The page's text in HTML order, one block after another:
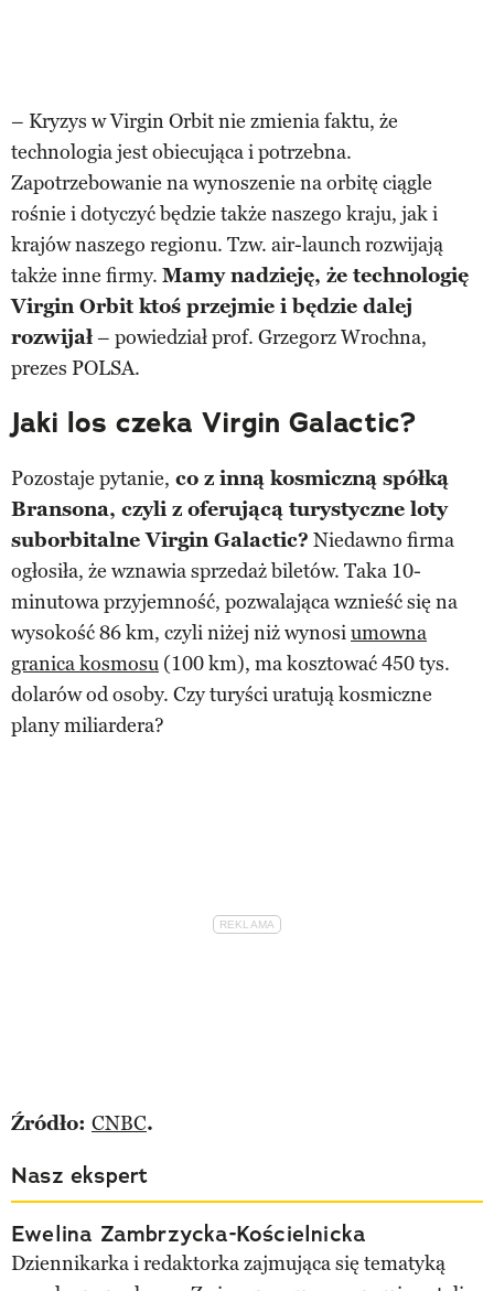
– Kryzys w Virgin Orbit nie zmienia faktu, że
technologia jest obiecująca i potrzebna.
Zapotrzebowanie na wynoszenie na orbitę ciągle
rośnie i dotyczyć będzie także naszego kraju, jak i
krajów naszego regionu. Tzw. air-launch rozwijają
także inne firmy. Mamy nadzieję, że technologię
Virgin Orbit ktoś przejmie i będzie dalej
rozwijał– powiedział prof. Grzegorz Wrochna,
prezes POLSA.
Jaki los czeka Virgin Galactic?
Pozostaje pytanie, co z inną kosmiczną spółką
Bransona, czyli z oferującą turystyczne loty
suborbitalne Virgin Galactic? Niedawno firma
ogłosiła, że wznawia sprzedaż biletów. Taka 10-
minutowa przyjemność, pozwalająca wznieść się na
wysokość 86 km, czyli niżej niż wynosiumowna
granica kosmosu (100 km), ma kosztować 450 tys.
dolarów od osoby. Czy turyści uratują kosmiczne
plany miliardera?
Źródło: CNBC.
Nasz ekspert
Ewelina Zambrzycka-Kościelnicka
Dziennikarka i redaktorka zajmująca się tematyką